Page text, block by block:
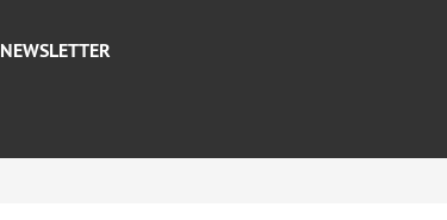
NEWSLETTER